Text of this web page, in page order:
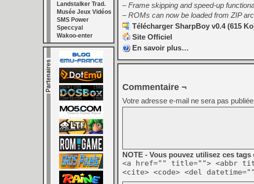
Landstalker Trad.
Musée Jeux Vidéos
SMS Power
Speccyal
Wakoo-enter
– Frame skipping and speed-up
– ROMs can now be loaded from ZIP
Télécharger SharpBoy v0.4 (615
Site Officiel
En savoir plus…
Commentaire ¬
Votre adresse e-mail ne sera pas
NOTE - Vous pouvez utilisez ces
<a href="" title=""> <abbr
<cite> <code> <del